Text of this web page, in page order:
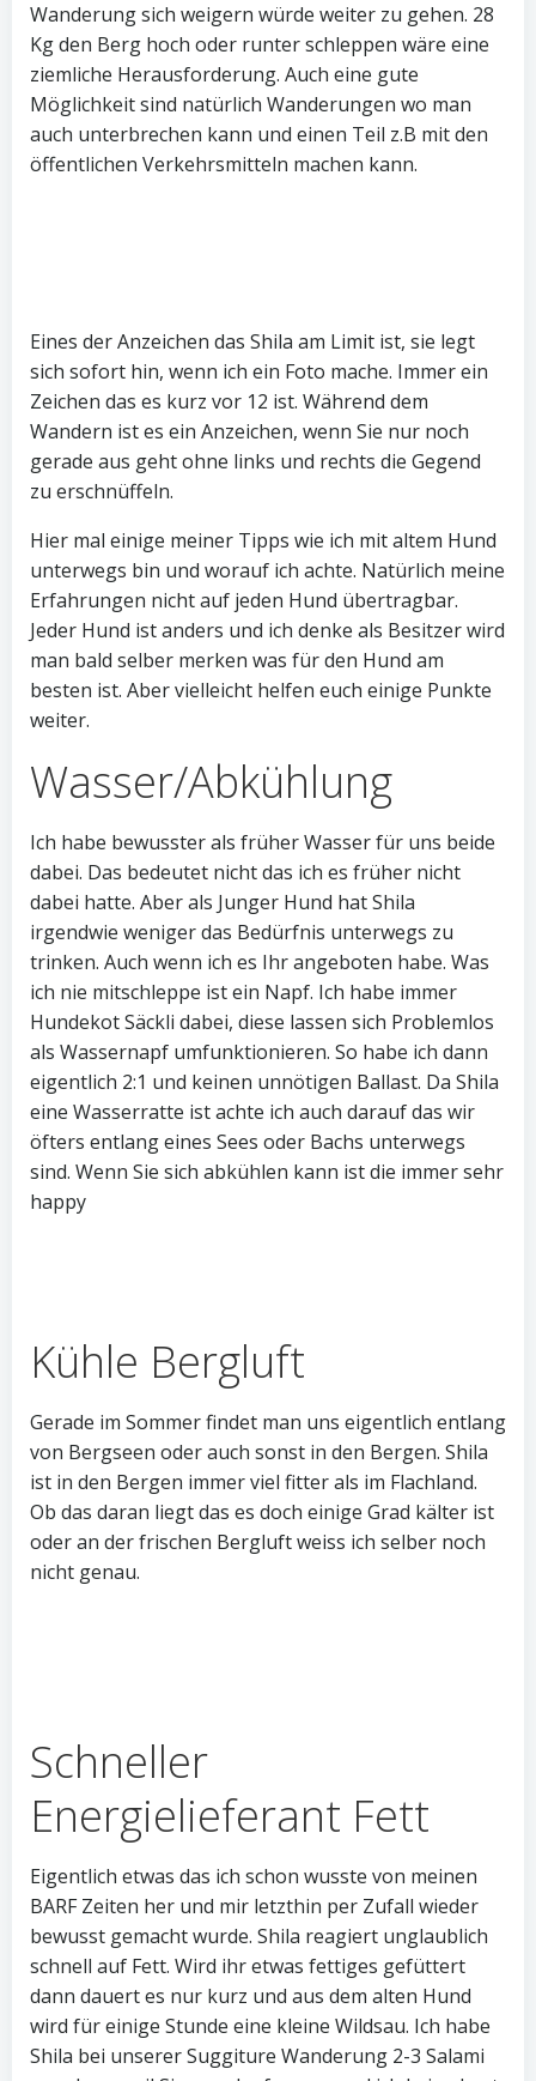
Wanderung sich weigern würde weiter zu gehen. 28
Kg den Berg hoch oder runter schleppen wäre eine
ziemliche Herausforderung. Auch eine gute
Möglichkeit sind natürlich Wanderungen wo man
auch unterbrechen kann und einen Teil z.B mit den
öffentlichen Verkehrsmitteln machen kann.
Eines der Anzeichen das Shila am Limit ist, sie legt
sich sofort hin, wenn ich ein Foto mache. Immer ein
Zeichen das es kurz vor 12 ist. Während dem
Wandern ist es ein Anzeichen, wenn Sie nur noch
gerade aus geht ohne links und rechts die Gegend
zu erschnüffeln.
Hier mal einige meiner Tipps wie ich mit altem Hund
unterwegs bin und worauf ich achte. Natürlich meine
Erfahrungen nicht auf jeden Hund übertragbar.
Jeder Hund ist anders und ich denke als Besitzer wird
man bald selber merken was für den Hund am
besten ist. Aber vielleicht helfen euch einige Punkte
weiter.
Wasser/Abkühlung
Ich habe bewusster als früher Wasser für uns beide
dabei. Das bedeutet nicht das ich es früher nicht
dabei hatte. Aber als Junger Hund hat Shila
irgendwie weniger das Bedürfnis unterwegs zu
trinken. Auch wenn ich es Ihr angeboten habe. Was
ich nie mitschleppe ist ein Napf. Ich habe immer
Hundekot Säckli dabei, diese lassen sich Problemlos
als Wassernapf umfunktionieren. So habe ich dann
eigentlich 2:1 und keinen unnötigen Ballast. Da Shila
eine Wasserratte ist achte ich auch darauf das wir
öfters entlang eines Sees oder Bachs unterwegs
sind. Wenn Sie sich abkühlen kann ist die immer sehr
happy
Kühle Bergluft
Gerade im Sommer findet man uns eigentlich entlang
von Bergseen oder auch sonst in den Bergen. Shila
ist in den Bergen immer viel fitter als im Flachland.
Ob das daran liegt das es doch einige Grad kälter ist
oder an der frischen Bergluft weiss ich selber noch
nicht genau.
Schneller
Energielieferant Fett
Eigentlich etwas das ich schon wusste von meinen
BARF Zeiten her und mir letzthin per Zufall wieder
bewusst gemacht wurde. Shila reagiert unglaublich
schnell auf Fett. Wird ihr etwas fettiges gefüttert
dann dauert es nur kurz und aus dem alten Hund
wird für einige Stunde eine kleine Wildsau. Ich habe
Shila bei unserer Suggiture Wanderung 2-3 Salami